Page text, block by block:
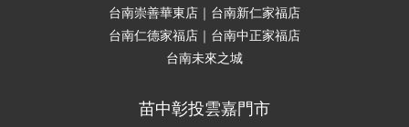
台南崇善華東店｜台南新仁家福店
台南仁德家福店｜台南中正家福店
台南未來之城
苗中彰投雲嘉門市